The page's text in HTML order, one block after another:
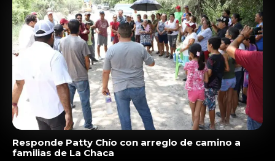
Responde Patty Chío con arreglo de camino a
familias de La Chaca